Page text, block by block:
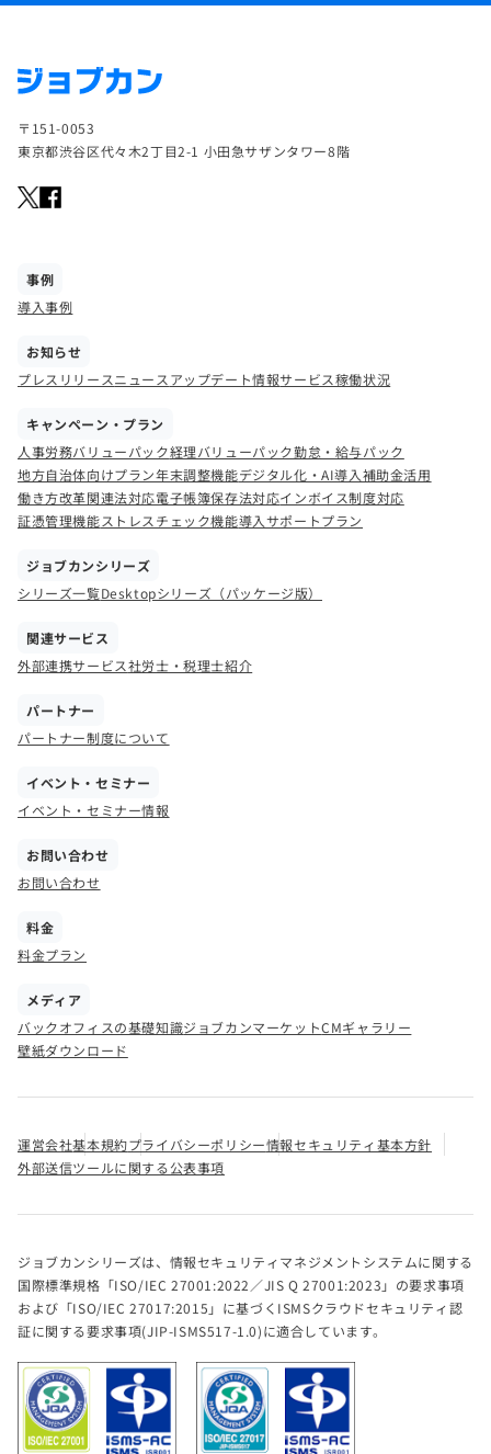
〒151-0053
東京都渋谷区代々木2丁目2-1 小田急サザンタワー8階
事例
導入事例
お知らせ
プレスリリースニュース アップデート情報サービス稼働状況
キャンペーン・プラン
人事労務バリューパック経理バリューパック勤怠・給与パック
地方自治体向けプラン年末調整機能デジタル化・AI導入補助金活用
働き方改革関連法対応電子帳簿保存法対応インボイス制度対応
証憑管理機能ストレスチェック機能導入サポートプラン
ジョブカンシリーズ
シリーズ一覧Desktopシリーズ（パッケージ版）
関連サービス
外部連携サービス社労士・税理士紹介
パートナー
パートナー制度について
イベント・セミナー
イベント・セミナー情報
お問い合わせ
お問い合わせ
料金
料金プラン
メディア
バックオフィスの基礎知識ジョブカンマーケットCMギャラリー
壁紙ダウンロード
運営会社基本規約プライバシーポリシー情報セキュリティ基本方針
外部送信ツールに関する公表事項
ジョブカンシリーズは、情報セキュリティマネジメントシステムに関する
国際標準規格「ISO/IEC 27001:2022／JIS Q 27001:2023」の要求事項
および「ISO/IEC 27017:2015」に基づくISMSクラウドセキュリティ認
証に関する要求事項(JIP-ISMS517-1.0)に適合しています。